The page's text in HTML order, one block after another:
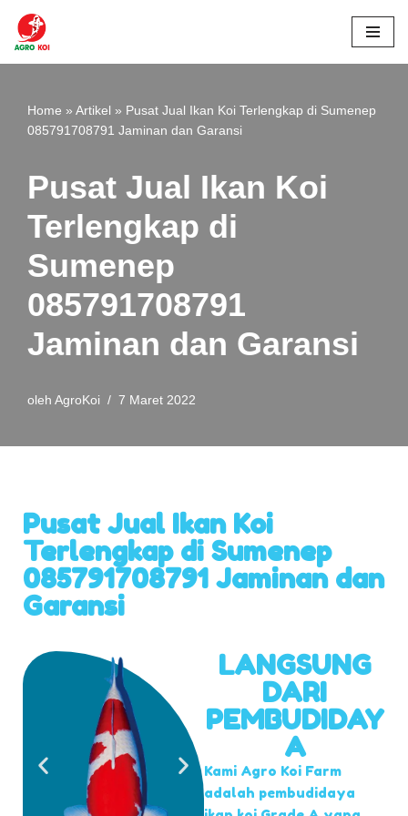
Lompat
Home » Artikel » Pusat Jual Ikan Koi Terlengkap di Sumenep
085791708791 Jaminan dan Garansi
Pusat Jual Ikan Koi
Terlengkap di
Sumenep
085791708791
Jaminan dan Garansi
oleh AgroKoi 7 Maret 2022
Pusat Jual Ikan Koi
Terlengkap di Sumenep
085791708791 Jaminan dan
Garansi
LANGSUNG
DARI
PEMBUDIDAY
A
Kami Agro Koi Farm
adalah pembudidaya